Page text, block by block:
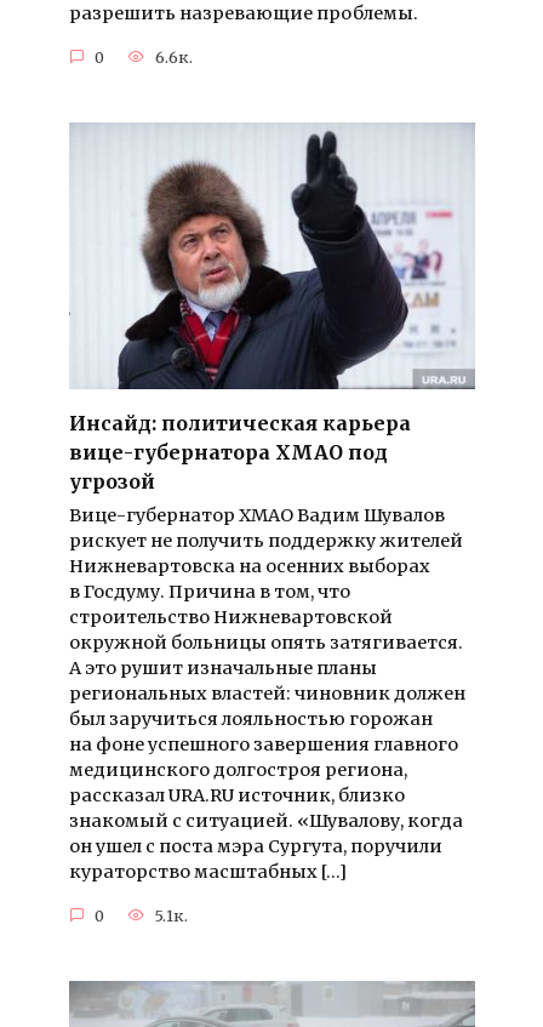
разрешить назревающие проблемы.
0 6.6к.
Инсайд: политическая карьера
вице-губернатора ХМАО под
угрозой
Вице-губернатор ХМАО Вадим Шувалов
рискует не получить поддержку жителей
Нижневартовска на осенних выборах
в Госдуму. Причина в том, что
строительство Нижневартовской
окружной больницы опять затягивается.
А это рушит изначальные планы
региональных властей: чиновник должен
был заручиться лояльностью горожан
на фоне успешного завершения главного
медицинского долгостроя региона,
рассказал URA.RU источник, близко
знакомый с ситуацией. «Шувалову, когда
он ушел с поста мэра Сургута, поручили
кураторство масштабных […]
0 5.1к.